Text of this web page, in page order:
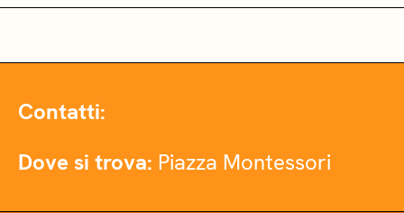
Contatti:
Dove si trova: Piazza Montessori